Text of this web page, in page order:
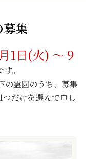
集
1日(火) ～ 9
す。
の霊園のうち、募集
だけを選んで申し